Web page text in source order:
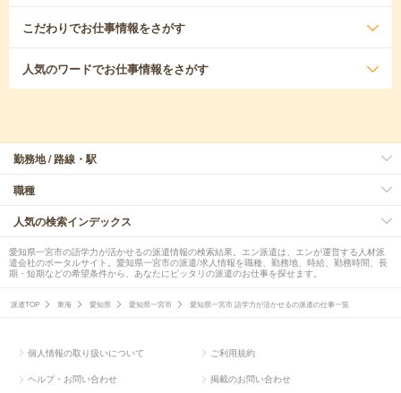
こだわりでお仕事情報をさがす
人気のワードでお仕事情報をさがす
勤務地 / 路線・駅
職種
人気の検索インデックス
愛知県一宮市の語学力が活かせるの派遣情報の検索結果。エン派遣は、エンが運営する人材派
遣会社のポータルサイト。愛知県一宮市の派遣/求人情報を職種、勤務地、時給、勤務時間、長
期・短期などの希望条件から、あなたにピッタリの派遣のお仕事を探せます。
派遣TOP 東海 愛知県 愛知県一宮市 愛知県一宮市 語学力が活かせるの派遣の仕事一覧
個人情報の取り扱いについて ご利用規約
ヘルプ・お問い合わせ 掲載のお問い合わせ